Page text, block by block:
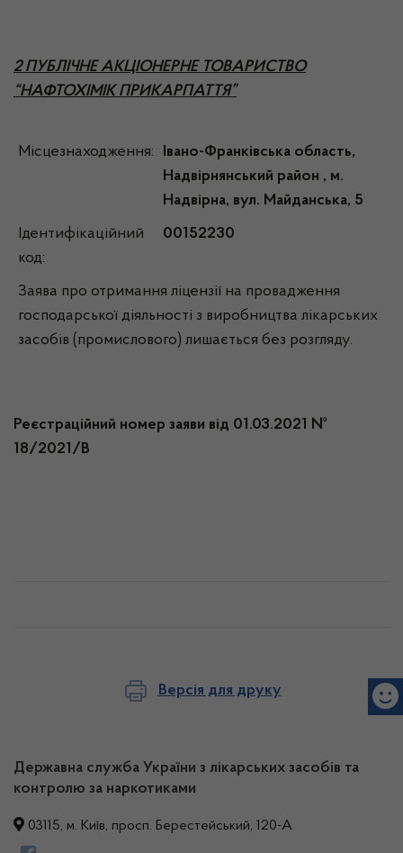
2 ПУБЛІЧНЕ АКЦІОНЕРНЕ ТОВАРИСТВО
“НАФТОХІМІК ПРИКАРПАТТЯ”
Місцезнаходження:
Івано-Франківська область,
Надвірнянський район , м.
Надвірна, вул. Майданська, 5
Ідентифікаційний
код:
00152230
Заява про отримання ліцензії на провадження
господарської діяльності з виробництва лікарських
засобів (промислового) лишається без розгляду.
Реєстраційний номер заяви від 01.03.2021 №
18/2021/В
Версія для друку
Державна служба України з лікарських засобів та
контролю за наркотиками
03115, м. Київ, просп. Берестейський, 120-А